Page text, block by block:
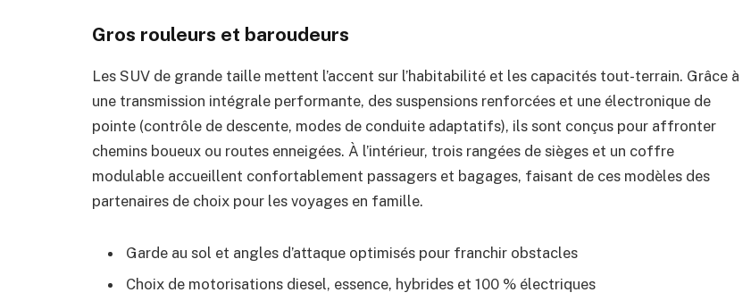
Gros rouleurs et baroudeurs
Les SUV de grande taille mettent l’accent sur l’habitabilité et les capacités tout-terrain. Grâce à
une transmission intégrale performante, des suspensions renforcées et une électronique de
pointe (contrôle de descente, modes de conduite adaptatifs), ils sont conçus pour affronter
chemins boueux ou routes enneigées. À l’intérieur, trois rangées de sièges et un coffre
modulable accueillent confortablement passagers et bagages, faisant de ces modèles des
partenaires de choix pour les voyages en famille.
Garde au sol et angles d’attaque optimisés pour franchir obstacles
Choix de motorisations diesel, essence, hybrides et 100 % électriques